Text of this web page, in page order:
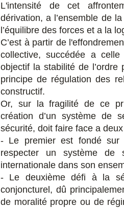
L'intensité de cet
dérivation, a l’ensemble de
l’équilibre des forces et a la
C’est à partir de
collective, succédée a
objectif la stabilité de l’ordre
principe de régulation des
constructif.
Or, sur la fragilité de ce
création d’un système de
sécurité, doit faire face a
- Le premier est fondé sur
respecter un système de
internationale dans son
- Le deuxième défi à la
conjoncturel, dû
de moralité propre ou de